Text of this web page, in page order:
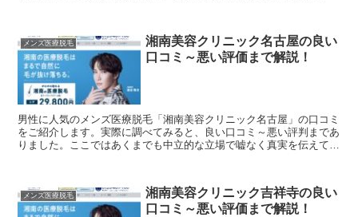
メンズ医療脱毛
湘南美容クリニック名古屋の良い
口コミ～悪い評価まで解説！
男性に人気のメンズ医療脱毛「湘南美容クリニック名古屋」の口コミ
をご紹介します。実際に調べてみると、良い口コミ～悪い評判まであ
りました。ここではあくまでも中立的な立場で嘘なく真実を伝えてい
メンズ医療脱毛
湘南美容クリニック吉祥寺の良い
口コミ～悪い評価まで解説！